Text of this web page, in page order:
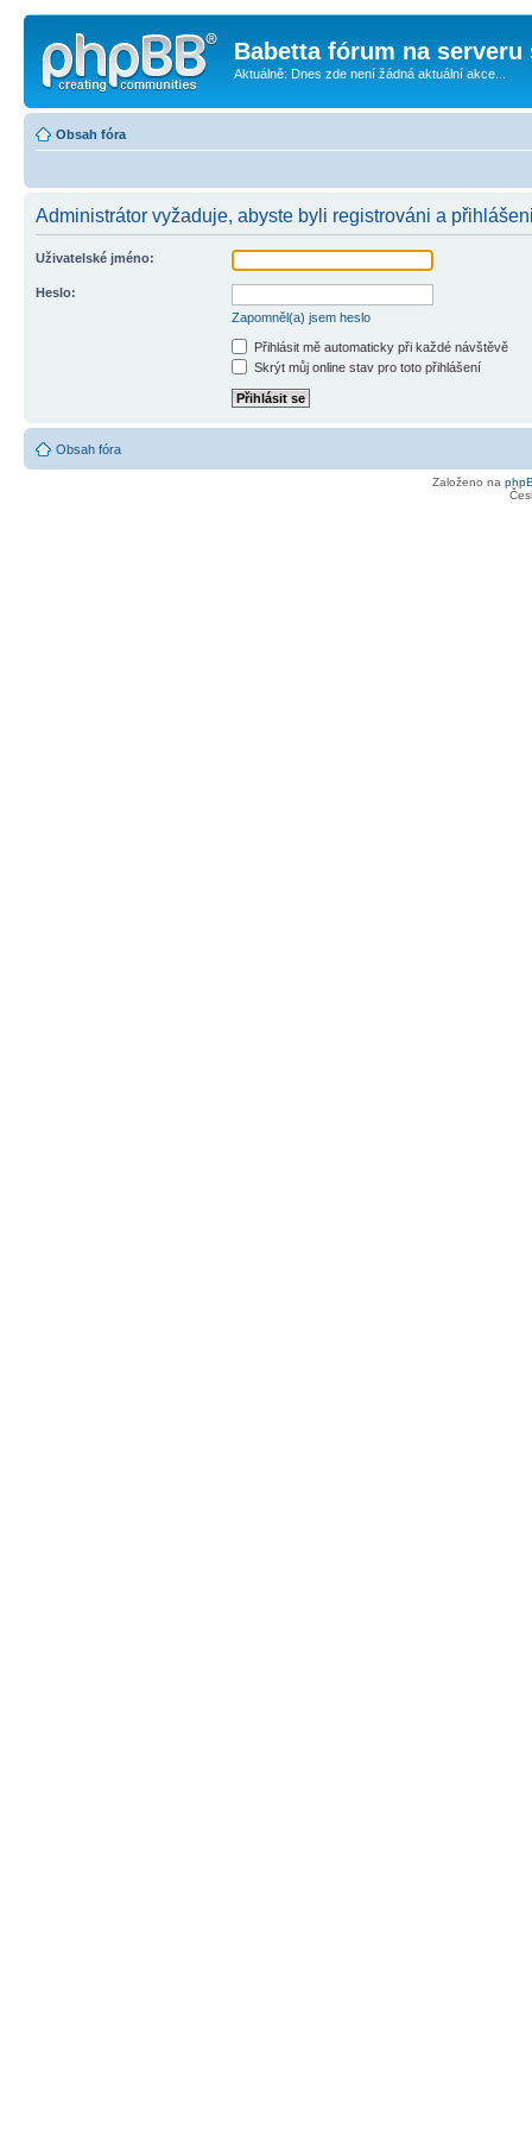
Babetta fórum na serveru
Aktuálně: Dnes zde není žádná aktuální akce...
Obsah fóra
Administrátor vyžaduje, abyste byli registrováni a
Uživatelské jméno:
Heslo:
Zapomněl(a) jsem heslo
Přihlásit mě automaticky při každé návštěvě
Skrýt můj online stav pro toto přihlášení
Obsah fóra
Založeno na